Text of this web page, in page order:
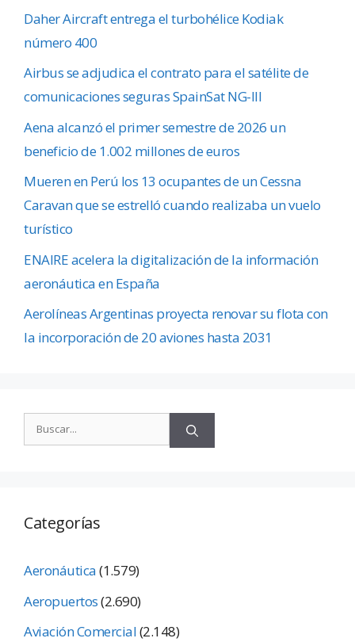
Daher Aircraft entrega el turbohélice Kodiak
número 400
Airbus se adjudica el contrato para el satélite de
comunicaciones seguras SpainSat NG-III
Aena alcanzó el primer semestre de 2026 un
beneficio de 1.002 millones de euros
Mueren en Perú los 13 ocupantes de un Cessna
Caravan que se estrelló cuando realizaba un vuelo
turístico
ENAIRE acelera la digitalización de la información
aeronáutica en España
Aerolíneas Argentinas proyecta renovar su flota con
la incorporación de 20 aviones hasta 2031
Categorías
Aeronáutica(1.579)
Aeropuertos(2.690)
Aviación Comercial(2.148)